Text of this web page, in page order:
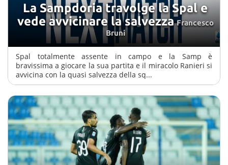
La Sampdoria travolge la Spal e
vede avvicinare la salvezza Francesco
Bruni
Spal totalmente assente in campo e la Samp è
bravissima a giocare la sua partita e il miracolo Ranieri si
avvicina con la quasi salvezza della sq...